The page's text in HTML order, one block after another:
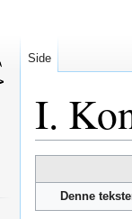
I.
til
navigering
til
Denne
Side